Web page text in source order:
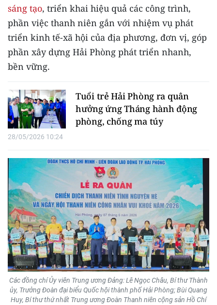
Media Du lịch
Media Thế giới
Media Thể thao
Media Giáo dục
Media Y tế
Media Khoa học - Công nghệ
Media Môi trường
Ảnh
Infographic
TIN MỚI
TIN ĐỊA PHƯƠNG
Trung du và miền núi phía Bắc
Đồng bằng sông Hồng
Bắc Trung Bộ
sáng tạo, triển khai hiệu quả các công trình,
phần việc thanh niên gắn với nhiệm vụ phát
triển kinh tế-xã hội của địa phương, đơn vị, góp
phần xây dựng Hải Phòng phát triển nhanh,
bền vững.
Tuổi trẻ Hải Phòng ra quân
hưởng ứng Tháng hành động
phòng, chống ma túy
28/05/2026 10:24
Các đồng chí Ủy viên Trung ương Đảng: Lê Ngọc Châu, Bí thư Thành
ủy, Trưởng Đoàn đại biểu Quốc hội thành phố Hải Phòng; Bùi Quang
Huy, Bí thư thứ nhất Trung ương Đoàn Thanh niên cộng sản Hồ Chí